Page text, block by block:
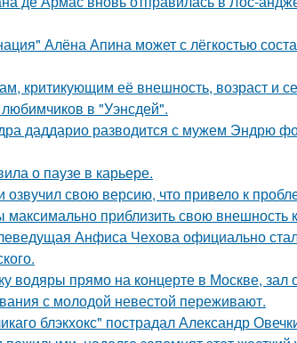
Алёна Апина может с лёгкостью
критикующим её внешность, возраст и
в "Уэнсдей".
даддарио разводится с мужем Эндрю
о паузе в карьере.
свою версию, что привело к
приблизить свою внешность
Анфиса Чехова официально
прямо на концерте в Москве, зал
с молодой невестой переживают.
блэкхокс" пострадал Александр